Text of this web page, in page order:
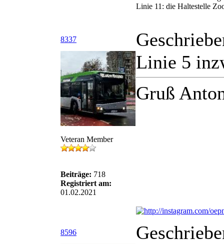
Linie 11: die Haltestelle
8337
Veteran Member
Beiträge: 718
Registriert am:
01.02.2021
Linie 5
Gruß
8596